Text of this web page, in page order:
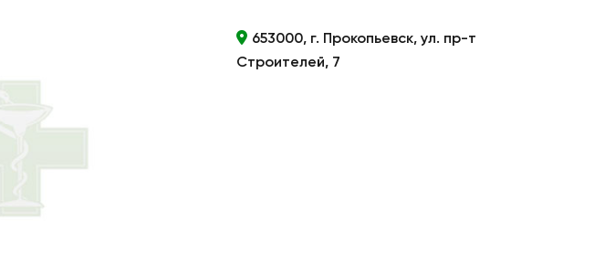
653000, г. Прокопьевск, ул. пр-т
Строителей, 7